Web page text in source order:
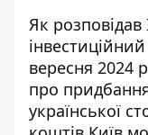
Як
вересня 2024
про
української